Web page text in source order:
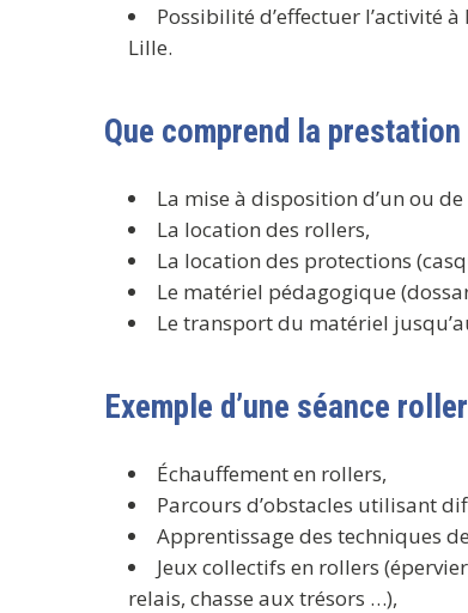
Possibilité d’effectuer l’activité
Lille.
Que comprend la prestation
La mise à disposition d’un ou
La location des rollers,
La location des protections
Le matériel pédagogique
Le transport du matériel
Exemple d’une séance
Échauffement en rollers,
Parcours d’obstacles utilisant
Apprentissage des techniques
Jeux collectifs en rollers
relais, chasse aux trésors …),